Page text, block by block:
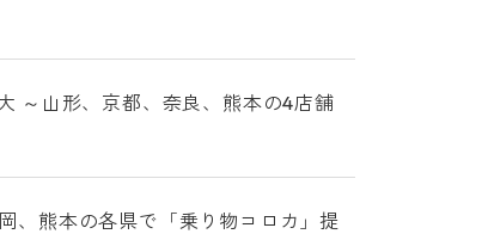
～山形、京都、奈良、熊本の4店舗
、熊本の各県で「乗り物コロカ」提